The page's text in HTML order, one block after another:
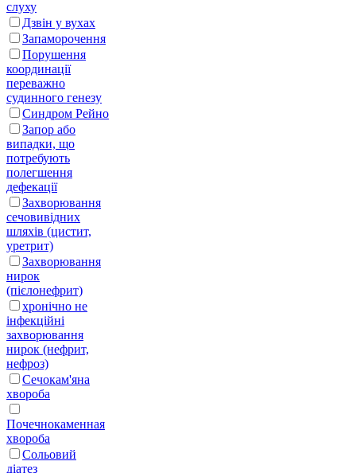
слуху
Дзвін у вухах
Запаморочення
Порушення
координації
переважно
судинного генезу
Синдром Рейно
Запор або
випадки, що
потребують
полегшення
дефекації
Захворювання
сечовивідних
шляхів (цистит,
уретрит)
Захворювання
нирок
(пієлонефрит)
хронічно не
інфекційні
захворювання
нирок (нефрит,
нефроз)
Сечокам'яна
хвороба
Почечнокаменная
хвороба
Сольовий
діатез